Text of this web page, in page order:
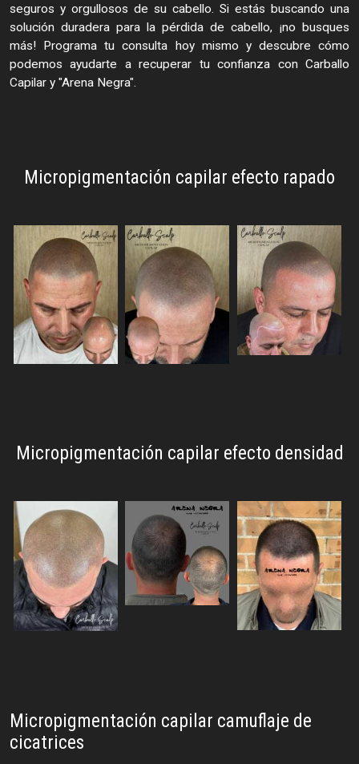
seguros y orgullosos de su cabello. Si estás buscando una
solución duradera para la pérdida de cabello, ¡no busques
más! Programa tu consulta hoy mismo y descubre cómo
podemos ayudarte a recuperar tu confianza con Carballo
Capilar y "Arena Negra".
Micropigmentación capilar efecto rapado
Micropigmentación capilar efecto densidad
Micropigmentación capilar camuflaje de
cicatrices